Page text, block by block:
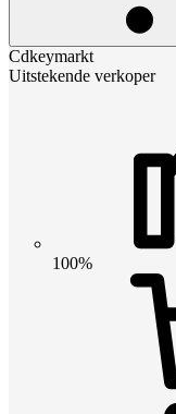
Cdkeymarkt
Uitstekende verkoper
100%